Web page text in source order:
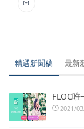
精選新聞稿 最新
FLOC
2021/